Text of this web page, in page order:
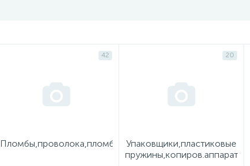
42
Пломбы,проволока,пломбиры,шпагат
20
Упаковщики,пластиковые
пружины,копиров.аппараты,